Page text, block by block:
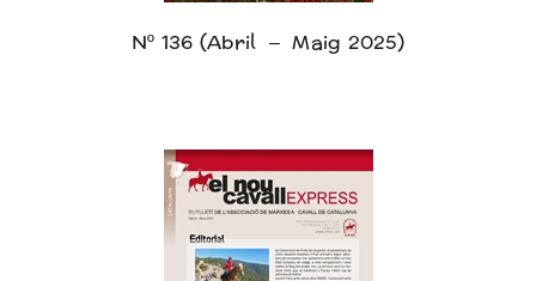
Nº 136 (Abril – Maig 2025)